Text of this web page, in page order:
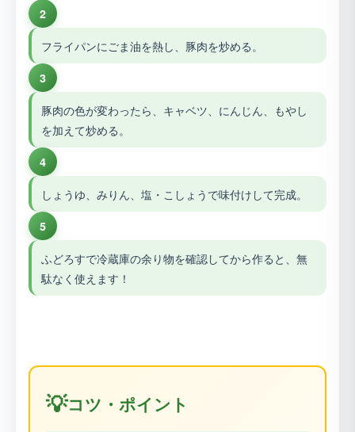
2
フライパンにごま油を熱し、豚肉を炒める。
3
豚肉の色が変わったら、キャベツ、にんじん、もやし
を加えて炒める。
4
しょうゆ、みりん、塩・こしょうで味付けして完成。
5
ふどろすで冷蔵庫の余り物を確認してから作ると、無
駄なく使えます！
💡コツ・ポイント